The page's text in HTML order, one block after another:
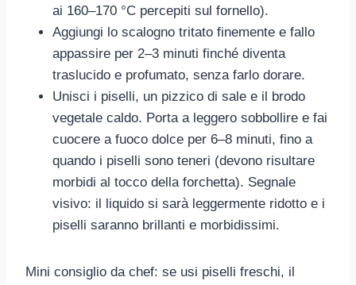
ai 160–170 °C percepiti sul fornello).
Aggiungi lo scalogno tritato finemente e fallo
appassire per 2–3 minuti finché diventa
traslucido e profumato, senza farlo dorare.
Unisci i piselli, un pizzico di sale e il brodo
vegetale caldo. Porta a leggero sobbollire e fai
cuocere a fuoco dolce per 6–8 minuti, fino a
quando i piselli sono teneri (devono risultare
morbidi al tocco della forchetta). Segnale
visivo: il liquido si sarà leggermente ridotto e i
piselli saranno brillanti e morbidissimi.
Mini consiglio da chef: se usi piselli freschi, il